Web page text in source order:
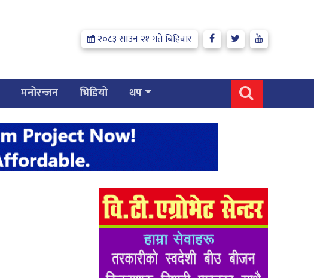
२०८३ साउन २१ गते बिहिवार
मनोरन्जन भिडियो थप